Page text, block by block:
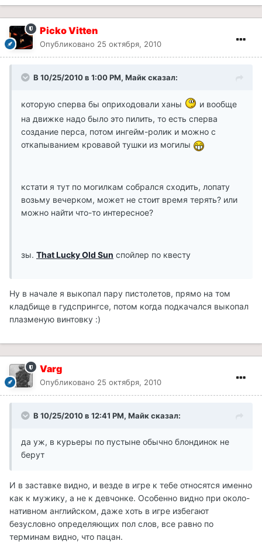
Picko Vitten
Опубликовано 25 октября, 2010
В 10/25/2010 в 1:00 PM, Майк сказал:
которую сперва бы оприходовали ханы
и вообще
на движке надо было это пилить, то есть сперва
создание перса, потом ингейм-ролик и можно с
откапыванием кровавой тушки из могилы
кстати я тут по могилкам собрался сходить, лопату
возьму вечерком, может не стоит время терять? или
можно найти что-то интересное?
зы. That Lucky Old Sun спойлер по квесту
Ну в начале я выкопал пару пистолетов, прямо на том
кладбище в гудспрингсе, потом когда подкачался выкопал
плазменую винтовку :)
Varg
Опубликовано 25 октября, 2010
В 10/25/2010 в 12:41 PM, Майк сказал:
да уж, в курьеры по пустыне обычно блондинок не
берут
И в заставке видно, и везде в игре к тебе относятся именно
как к мужику, а не к девчонке. Особенно видно при около-
нативном английском, даже хоть в игре избегают
безусловно определяющих пол слов, все равно по
терминам видно, что пацан.